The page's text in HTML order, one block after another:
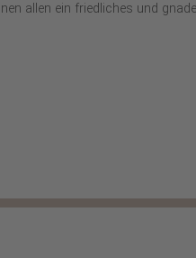
allen ein friedliches und